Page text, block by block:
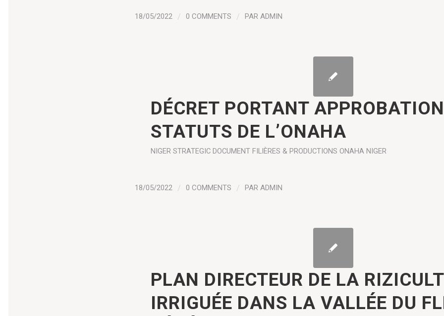
18/05/2022 / 0 COMMENTS / PAR ADMIN
DÉCRET PORTANT
STATUTS DE L’ONAHA
NIGER STRATEGIC DOCUMENT FILIÈRES & PRODUCTIONS ONAHA NIGER
18/05/2022 / 0 COMMENTS / PAR ADMIN
PLAN DIRECTEUR DE LA
IRRIGUÉE DANS LA VALLÉE DU